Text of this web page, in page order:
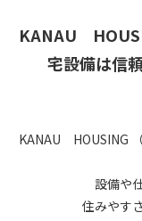
KANAU
宅設備は信
KANAU HOUSING
設備や
住みやす